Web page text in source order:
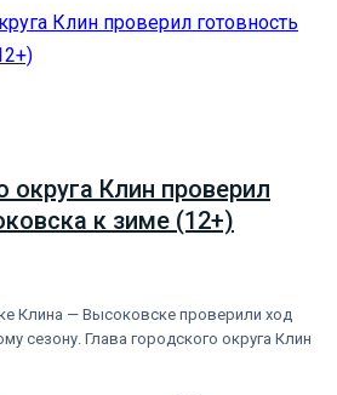
округа Клин проверил
к зиме (12+)
Клина — Высоковске проверили ход
сезону. Глава городского округа Клин